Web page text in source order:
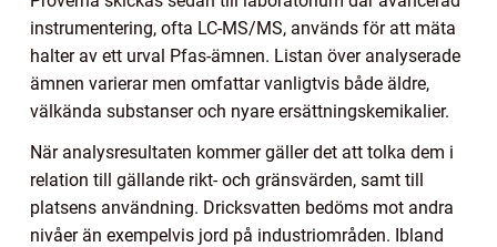
instrumentering, ofta LC-MS/MS, används för att mäta
halter av ett urval Pfas-ämnen. Listan över analyserade
ämnen varierar men omfattar vanligtvis både äldre,
välkända substanser och nyare ersättningskemikalier.
När analysresultaten kommer gäller det att tolka dem i
relation till gällande rikt- och gränsvärden, samt till
platsens användning. Dricksvatten bedöms mot andra
nivåer än exempelvis jord på industriområden. Ibland